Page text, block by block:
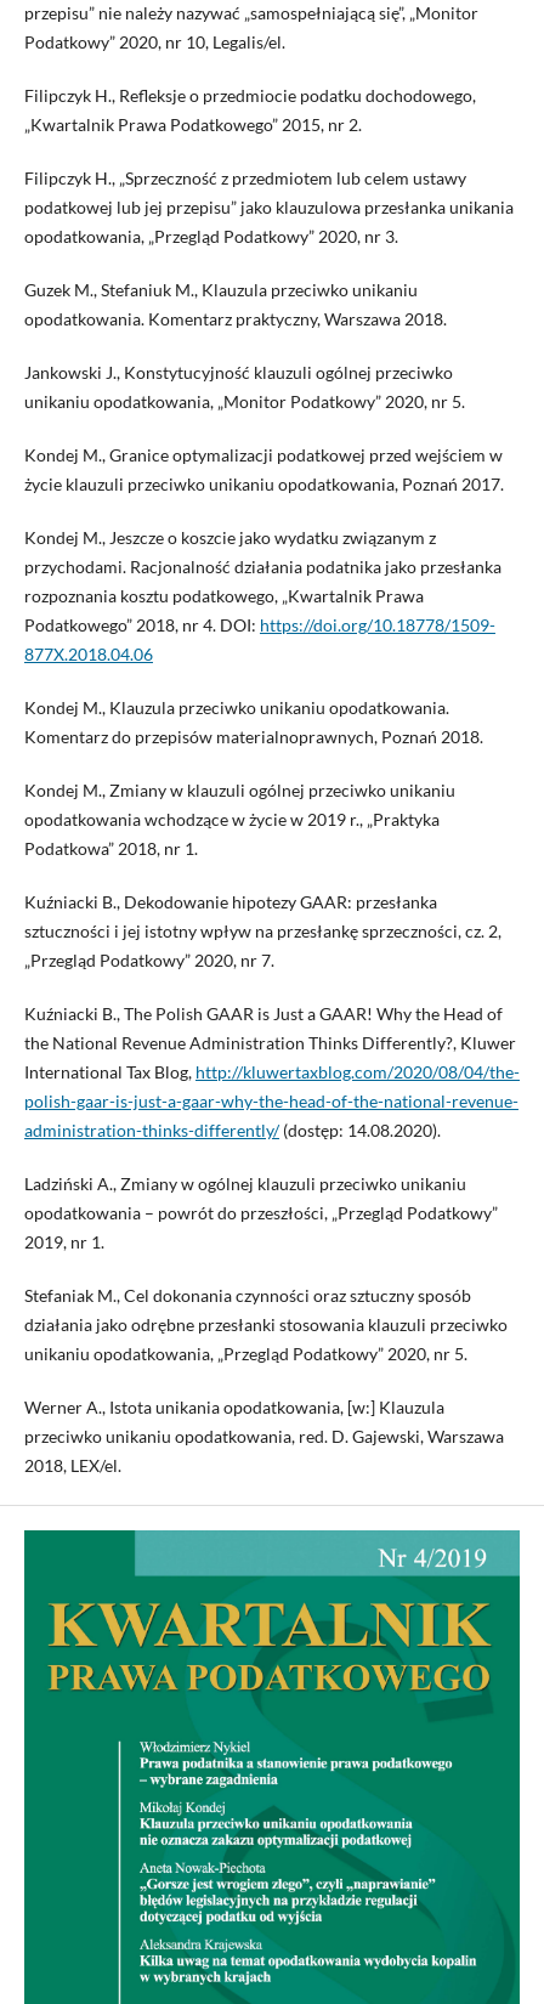
przepisu” nie należy nazywać „samospełniającą się”, „Monitor
Podatkowy” 2020, nr 10, Legalis/el.
Filipczyk H., Refleksje o przedmiocie podatku dochodowego,
„Kwartalnik Prawa Podatkowego” 2015, nr 2.
Filipczyk H., „Sprzeczność z przedmiotem lub celem ustawy
podatkowej lub jej przepisu” jako klauzulowa przesłanka unikania
opodatkowania, „Przegląd Podatkowy” 2020, nr 3.
Guzek M., Stefaniuk M., Klauzula przeciwko unikaniu
opodatkowania. Komentarz praktyczny, Warszawa 2018.
Jankowski J., Konstytucyjność klauzuli ogólnej przeciwko
unikaniu opodatkowania, „Monitor Podatkowy” 2020, nr 5.
Kondej M., Granice optymalizacji podatkowej przed wejściem w
życie klauzuli przeciwko unikaniu opodatkowania, Poznań 2017.
Kondej M., Jeszcze o koszcie jako wydatku związanym z
przychodami. Racjonalność działania podatnika jako przesłanka
rozpoznania kosztu podatkowego, „Kwartalnik Prawa
Podatkowego” 2018, nr 4. DOI: https://doi.org/10.18778/1509-
877X.2018.04.06
Kondej M., Klauzula przeciwko unikaniu opodatkowania.
Komentarz do przepisów materialnoprawnych, Poznań 2018.
Kondej M., Zmiany w klauzuli ogólnej przeciwko unikaniu
opodatkowania wchodzące w życie w 2019 r., „Praktyka
Podatkowa” 2018, nr 1.
Kuźniacki B., Dekodowanie hipotezy GAAR: przesłanka
sztuczności i jej istotny wpływ na przesłankę sprzeczności, cz. 2,
„Przegląd Podatkowy” 2020, nr 7.
Kuźniacki B., The Polish GAAR is Just a GAAR! Why the Head of
the National Revenue Administration Thinks Differently?, Kluwer
International Tax Blog, http://kluwertaxblog.com/2020/08/04/the-
polish-gaar-is-just-a-gaar-why-the-head-of-the-national-revenue-
administration-thinks-differently/(dostęp: 14.08.2020).
Ladziński A., Zmiany w ogólnej klauzuli przeciwko unikaniu
opodatkowania – powrót do przeszłości, „Przegląd Podatkowy”
2019, nr 1.
Stefaniak M., Cel dokonania czynności oraz sztuczny sposób
działania jako odrębne przesłanki stosowania klauzuli przeciwko
unikaniu opodatkowania, „Przegląd Podatkowy” 2020, nr 5.
Werner A., Istota unikania opodatkowania, [w:] Klauzula
przeciwko unikaniu opodatkowania, red. D. Gajewski, Warszawa
2018, LEX/el.